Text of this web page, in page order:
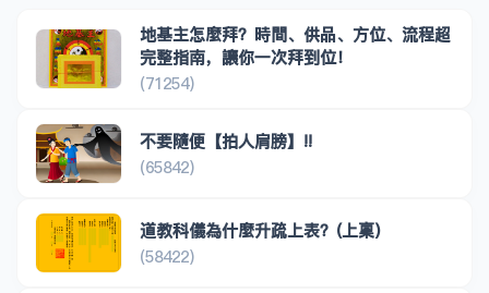
地基主怎麼拜？時間、供品、方位、流程超
完整指南，讓你一次拜到位！
(71254)
不要隨便【拍人肩膀】!!
(65842)
道教科儀為什麼升疏上表？(上稟)
(58422)